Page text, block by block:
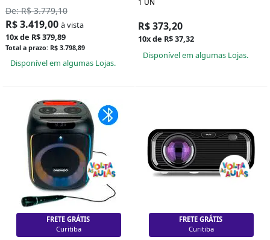
De: R$ 3.779,10
R$ 3.419,00 à vista
10x de R$ 379,89
Total a prazo: R$ 3.798,89
Disponível em algumas Lojas.
1 UN
R$ 373,20
10x de R$ 37,32
Disponível em algumas Lojas.
FRETE GRÁTIS
Curitiba
FRETE GRÁTIS
Curitiba